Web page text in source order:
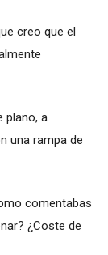
creo que el
plano, a
una rampa de
comentabas
¿Coste de